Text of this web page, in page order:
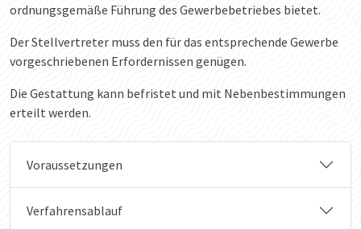
ordnungsgemäße Führung des Gewerbebetriebes bietet.
Der Stellvertreter muss den für das entsprechende Gewerbe
vorgeschriebenen Erfordernissen genügen.
Die Gestattung kann befristet und mit Nebenbestimmungen
erteilt werden.
Voraussetzungen
Verfahrensablauf